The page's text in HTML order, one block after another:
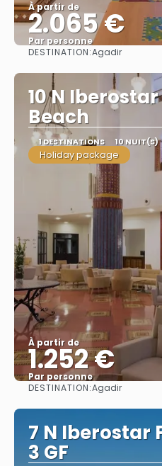
À partir de
2.065 €
Par personne
DESTINATION:Agadir
10 N
Beach
1 DESTINATIONS 10 NUIT(S)
Holiday package
À partir de
1.252 €
Par personne
DESTINATION:Agadir
7 N Iberostar
3 GF